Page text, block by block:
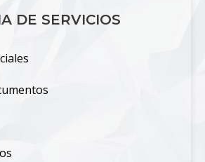
DE SERVICIOS